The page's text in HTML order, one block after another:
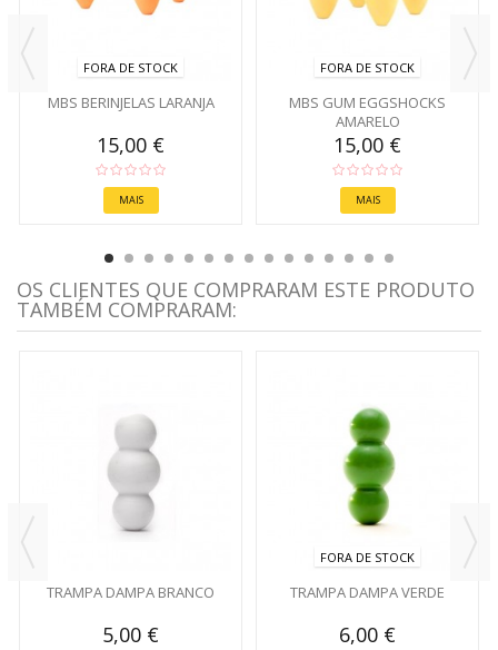
FORA DE STOCK
MBS BERINJELAS LARANJA
15,00 €
MAIS
FORA DE STOCK
MBS GUM EGGSHOCKS
AMARELO
15,00 €
MAIS
OS CLIENTES QUE COMPRARAM ESTE PRODUTO
TAMBÉM COMPRARAM:
TRAMPA DAMPA BRANCO
5,00 €
FORA DE STOCK
TRAMPA DAMPA VERDE
6,00 €